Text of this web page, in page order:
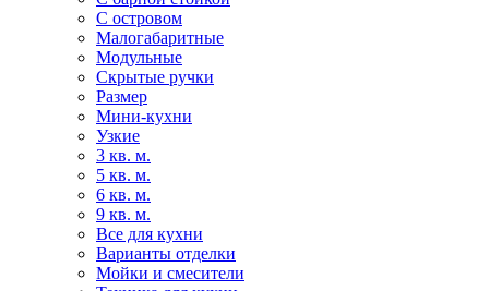
С островом
Малогабаритные
Модульные
Скрытые ручки
Размер
Мини-кухни
Узкие
3 кв. м.
5 кв. м.
6 кв. м.
9 кв. м.
Все для кухни
Варианты отделки
Мойки и смесители